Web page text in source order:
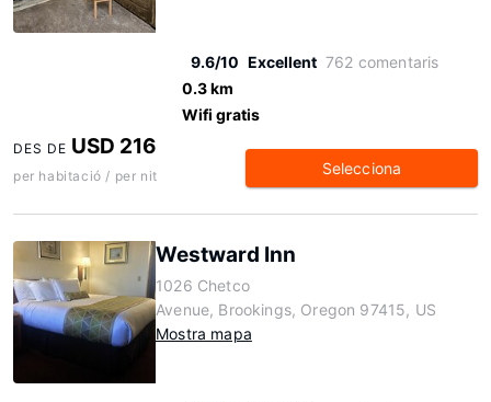
9.6/10 Excellent 762 comentaris
0.3 km
Wifi gratis
DES DE USD 216
per habitació / per nit Selecciona
Westward Inn
1026 Chetco
Avenue, Brookings, Oregon 97415, US
Mostra mapa